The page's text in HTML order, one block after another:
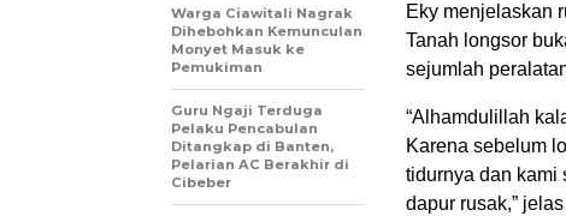
Eky menjelaskan
Tanah longsor
sejumlah
“Alhamdulillah
Karena sebelum
tidurnya dan kami
dapur rusak,”
Warga Ciawitali Nagrak
Dihebohkan Kemunculan
Monyet Masuk ke
Pemukiman
Guru Ngaji Terduga
Pelaku Pencabulan
Ditangkap di Banten,
Pelarian AC Berakhir di
Cibeber